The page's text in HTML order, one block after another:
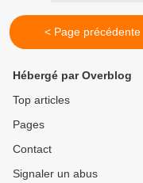
< Page précédente
Hébergé par Overblog
Top articles
Pages
Contact
Signaler un abus